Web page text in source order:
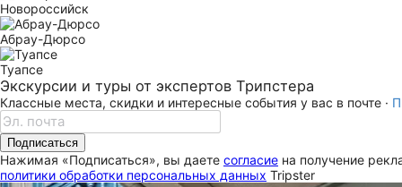
Новороссийск
Абрау-Дюрсо
Туапсе
Экскурсии и туры от экспертов Трипстера
Классные места, скидки и интересные события у вас в почте ·
Подписаться
Нажимая «Подписаться», вы даете согласие на получение
политики обработки персональных данных Tripster